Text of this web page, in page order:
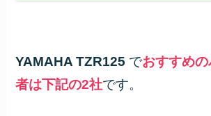
YAMAHA TZR125 でおすすめ
者は下記の2社です。